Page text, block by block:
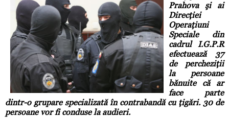
Prahova
şi ai
Direcţiei
Operaţiuni
Speciale din
cadrul I.G.P.R
efectuează 37
de percheziţii
la persoane
bănuite că ar
face parte
dintr-o grupare specializată în contrabandă cu ţigări. 30 de
persoane vor fi conduse la audieri.